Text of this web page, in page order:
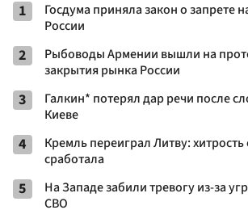
1
Госдума приняла закон о запрете
России
2
Рыбоводы Армении вышли на
закрытия рынка России
3
Галкин* потерял дар речи после
Киеве
4
Кремль переиграл Литву:
сработала
5
На Западе забили тревогу из-за
СВО